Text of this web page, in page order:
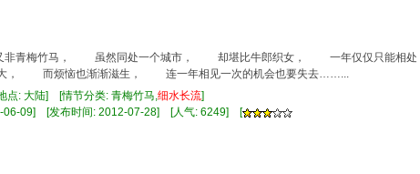
青梅竹马， 虽然同处一个城市， 却堪比牛郎织女， 一年仅仅只能相处
而烦恼也渐渐滋生， 连一年相见一次的机会也要失去……...
点: 大陆] [情节分类: 青梅竹马,细水长流]
06-09] [发布时间: 2012-07-28] [人气: 6249] [